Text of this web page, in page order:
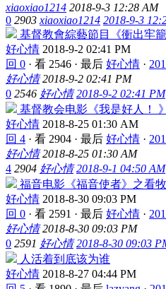
xiaoxiao1214 2018-9-3 12:28 AM
0 2903 xiaoxiao1214 2018-9-3
基督教會綜藝節目《衝出牢籠
好心情 2018-9-2 02:41 PM
回 0 · 看 2546 · 最后 好心情 ·
好心情 2018-9-2 02:41 PM
0 2546 好心情 2018-9-2 02:41 PM
基督教会电影《我是好人！ 》
好心情 2018-8-25 01:30 AM
回 4 · 看 2904 · 最后 好心情 ·
好心情 2018-8-25 01:30 AM
4 2904 好心情 2018-9-1 04:50 AM
福音电影《福音使者》之看
好心情 2018-8-30 09:03 PM
回 0 · 看 2591 · 最后 好心情 ·
好心情 2018-8-30 09:03 PM
0 2591 好心情 2018-8-30 09:03
人活着到底该为谁
好心情 2018-8-27 04:44 PM